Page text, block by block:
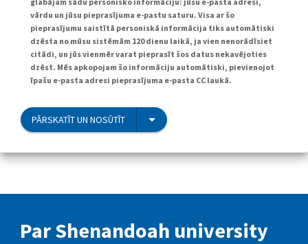
vārdu un jūsu pieprasījuma e-pastu saturu. Visa ar šo
pieprasījumu saistītā personiskā informācija tiks automātiski
dzēsta no mūsu sistēmām 120 dienu laikā, ja vien nenorādīsiet
citādi, un jūs vienmēr varat pieprasīt šos datus nekavējoties
dzēst. Mēs apkopojam šo informāciju automātiski, pievienojot
īpašu e-pasta adresi pieprasījuma e-pasta CC laukā.
PĀRSKATĪT UN NOSŪTĪT
Par Shenandoah university